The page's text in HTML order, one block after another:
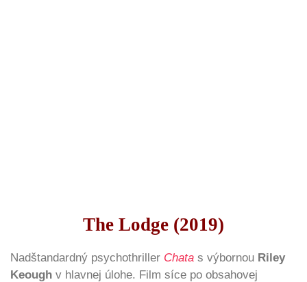
The Lodge (2019)
Nadštandardný psychothriller Chata s výbornou Riley
Keough v hlavnej úlohe. Film síce po obsahovej